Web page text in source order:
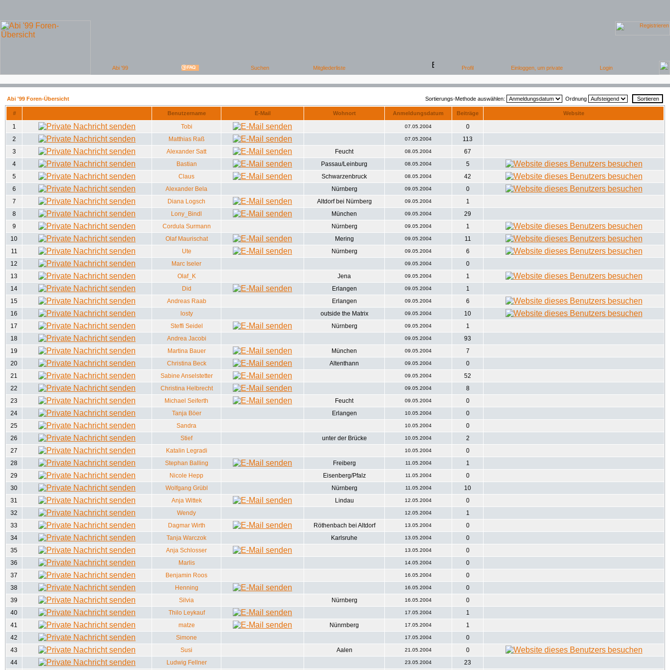
Abi '99 Foren-Übersicht Sortierungs-Methode auswählen: Ordnung
# Benutzername E-Mail Wohnort Anmeldungsdatum Beiträge Website
1 Tobi 07.05.2004
0
2
Matthias Raß 07.05.2004
113
3
Alexander Satt Feucht 08.05.2004
67
4
Bastian Passau/Leinburg 08.05.2004
5
5
Claus Schwarzenbruck 08.05.2004
42
6
Alexander Bela Nürnberg 09.05.2004
0
7
Diana Logsch Altdorf bei Nürnberg 09.05.2004
1
8
Lony_Bindl München 09.05.2004
29
9
Cordula Surmann Nürnberg 09.05.2004
1
10
Olaf Maurischat Mering 09.05.2004
11
11
Ute Nürnberg 09.05.2004
6
12
Marc Iseler 09.05.2004
0
13
Olaf_K Jena 09.05.2004
1
14
Did Erlangen 09.05.2004
1
15
Andreas Raab Erlangen 09.05.2004
6
16
losty outside the Matrix 09.05.2004
10
17
Steffi Seidel Nürnberg 09.05.2004
1
18
Andrea Jacobi 09.05.2004
93
19
Martina Bauer München 09.05.2004
7
20
Christina Beck Altenthann 09.05.2004
0
21
Sabine Anselstetter 09.05.2004
52
22
Christina Helbrecht 09.05.2004
8
23
Michael Seiferth Feucht 09.05.2004
0
24
Tanja Böer Erlangen 10.05.2004
0
25
Sandra 10.05.2004
0
26
Stief unter der Brücke 10.05.2004
2
27
Katalin Legradi 10.05.2004
0
28
Stephan Balling Freiberg 11.05.2004
1
29
Nicole Hepp Eisenberg/Pfalz 11.05.2004
0
30
Wolfgang Grübl Nürnberg 11.05.2004
10
31
Anja Wittek Lindau 12.05.2004
0
32
Wendy 12.05.2004
1
33
Dagmar Wirth Röthenbach bei Altdorf 13.05.2004
0
34
Tanja Warczok Karlsruhe 13.05.2004
0
35
Anja Schlosser 13.05.2004
0
36
Marlis 14.05.2004
0
37
Benjamin Roos 16.05.2004
0
38
Henning 16.05.2004
0
39
Silvia Nürnberg 16.05.2004
0
40
Thilo Leykauf 17.05.2004
1
41
matze Nünrnberg 17.05.2004
1
42
Simone 17.05.2004
0
43
Susi Aalen 21.05.2004
0
44
Ludwig Fellner 23.05.2004 23